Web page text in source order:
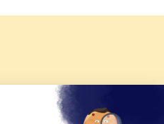
d'été 2026 de KTO